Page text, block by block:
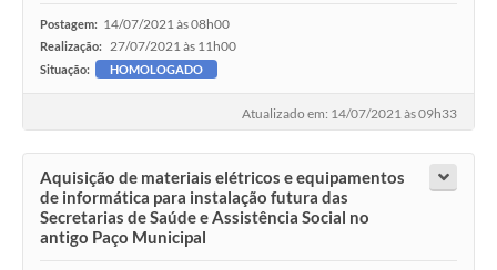
Postagem: 14/07/2021 às 08h00
Realização: 27/07/2021 às 11h00
Situação: HOMOLOGADO
Atualizado em: 14/07/2021 às 09h33
Aquisição de materiais elétricos e equipamentos
de informática para instalação futura das
Secretarias de Saúde e Assistência Social no
antigo Paço Municipal